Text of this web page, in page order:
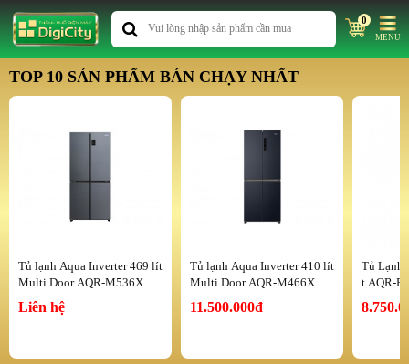
0
MENU
TOP 10 SẢN PHẨM BÁN CHẠY NHẤT
Tủ lạnh Aqua Inverter 469 lít
Multi Door AQR-M536XA(S
Liên hệ
Tủ lạnh Aqua Inverter 410 lít
Multi Door AQR-M466XA
11.500.000đ
Tủ Lạnh
t AQR-